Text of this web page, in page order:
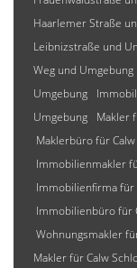
Haarlemer Straße
Leibnizstraße und
Weg und Umgebung
Umgebung
Umgebung
Makler
Maklerbüro für
Immobilienmakler
Immobilienfirma für
Immobilienbüro für
Wohnungsmakler
Makler für Calw